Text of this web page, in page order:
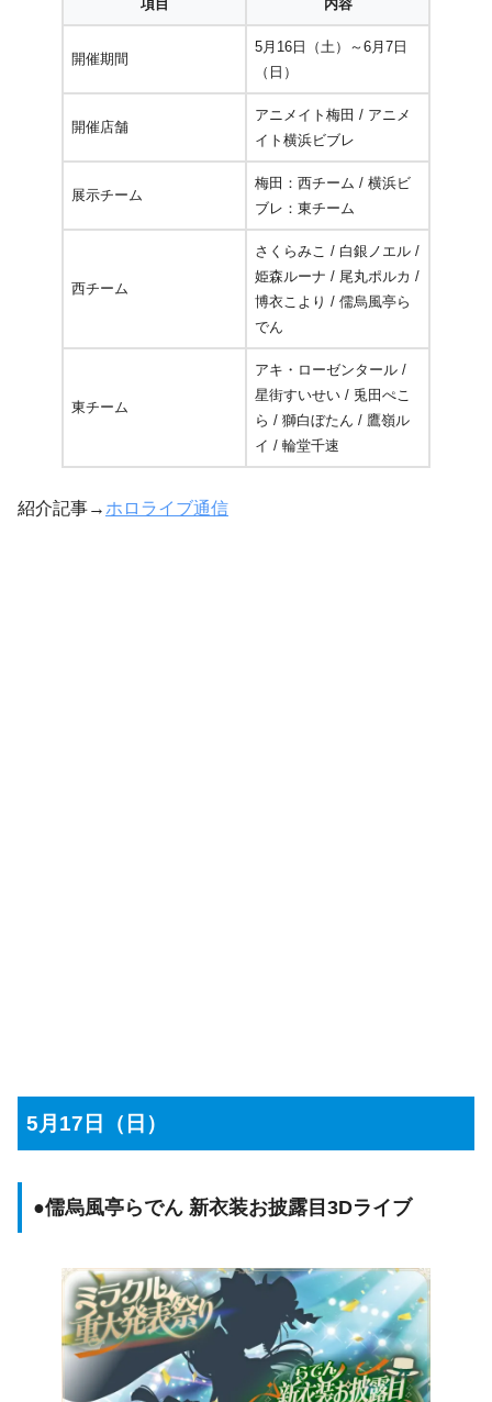
項目 内容
開催期間
5月16日（土）～6月7日
（日）
開催店舗
アニメイト梅田 / アニメ
イト横浜ビブレ
展示チーム
梅田：西チーム / 横浜ビ
ブレ：東チーム
西チーム
さくらみこ / 白銀ノエル /
姫森ルーナ / 尾丸ポルカ /
博衣こより / 儒烏風亭ら
でん
東チーム
アキ・ローゼンタール /
星街すいせい / 兎田ぺこ
ら / 獅白ぼたん / 鷹嶺ル
イ / 輪堂千速
紹介記事→ ホロライブ通信
5月17日（日）
●儒烏風亭らでん 新衣装お披露目3Dライブ